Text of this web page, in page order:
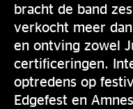
bracht de band
verkocht meer
en ontving zowel
certificeringen.
optredens op
Edgefest en